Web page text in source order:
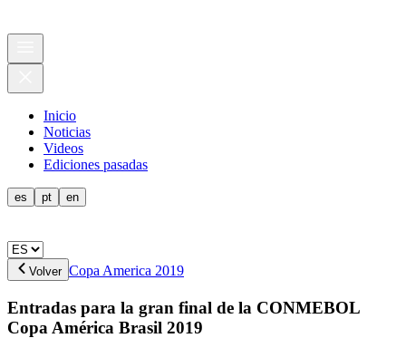
Inicio
Noticias
Videos
Ediciones pasadas
es pt en
Volver Copa America 2019
Entradas para la gran final de la CONMEBOL
Copa América Brasil 2019